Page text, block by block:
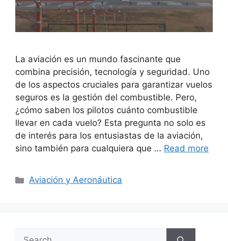
La aviación es un mundo fascinante que
combina precisión, tecnología y seguridad. Uno
de los aspectos cruciales para garantizar vuelos
seguros es la gestión del combustible. Pero,
¿cómo saben los pilotos cuánto combustible
llevar en cada vuelo? Esta pregunta no solo es
de interés para los entusiastas de la aviación,
sino también para cualquiera que … Read more
Categories
Aviación y Aeronáutica
Search